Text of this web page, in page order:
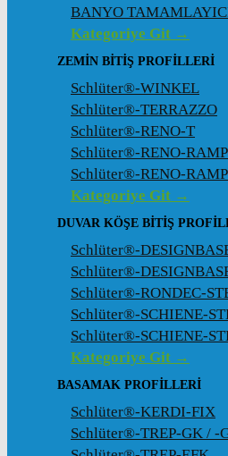
BANYO
Kategoriye Git →
ZEMIN BITIŞ PROFILLERI
Schlüter®-WINKEL
Schlüter®-TERRAZZO
Schlüter®-RENO-T
Schlüter®-RENO-
Schlüter®-RENO-RAMP
Kategoriye Git →
DUVAR KÖŞE BITIŞ
Schlüter®-
Schlüter®-
Schlüter®-RONDEC-
Schlüter®-SCHIENE-
Schlüter®-SCHIENE-
Kategoriye Git →
BASAMAK PROFILLERI
Schlüter®-KERDI-FIX
Schlüter®-TREP-GK / -